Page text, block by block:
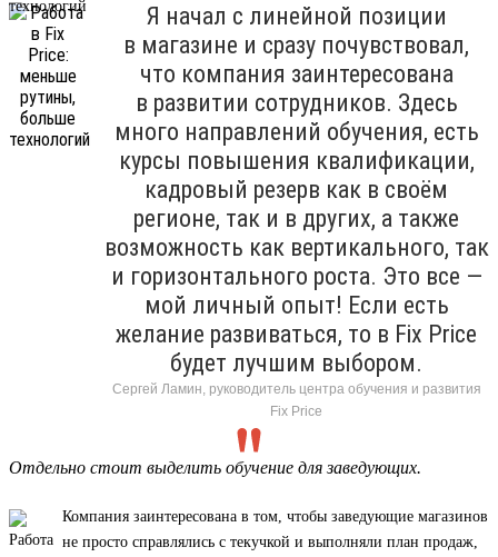
Я начал с линейной позиции
в магазине и сразу почувствовал,
что компания заинтересована
в развитии сотрудников. Здесь
много направлений обучения, есть
курсы повышения квалификации,
кадровый резерв как в своём
регионе, так и в других, а также
возможность как вертикального, так
и горизонтального роста. Это все —
мой личный опыт! Если есть
желание развиваться, то в Fix Price
будет лучшим выбором.
Сергей Ламин, руководитель центра обучения и развития
Fix Price
Отдельно стоит выделить обучение для заведующих.
Компания заинтересована в том, чтобы заведующие магазинов
не просто справлялись с текучкой и выполняли план продаж,